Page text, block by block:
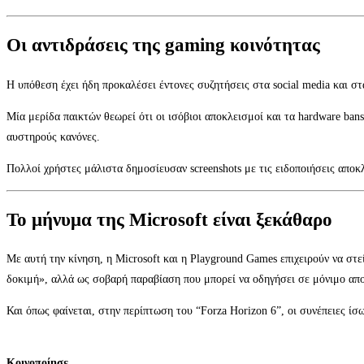
Οι αντιδράσεις της gaming κοινότητας
Η υπόθεση έχει ήδη προκαλέσει έντονες συζητήσεις στα social media και
Μία μερίδα παικτών θεωρεί ότι οι ισόβιοι αποκλεισμοί και τα hardware
αυστηρούς κανόνες.
Πολλοί χρήστες μάλιστα δημοσίευσαν screenshots με τις ειδοποιήσεις
Το μήνυμα της Microsoft είναι ξεκάθαρο
Με αυτή την κίνηση, η Microsoft και η Playground Games επιχειρούν να
δοκιμή», αλλά ως σοβαρή παραβίαση που μπορεί να οδηγήσει σε μόνιμο
Και όπως φαίνεται, στην περίπτωση του “Forza Horizon 6”, οι συνέπειες